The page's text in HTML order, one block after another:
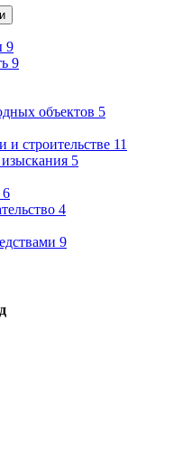
9
9
объектов 5
и строительстве 11
5
6
4
9